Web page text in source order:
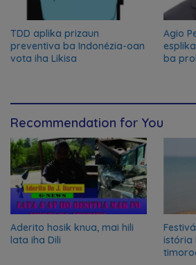
TDD aplika prizaun
preventiva ba Indonézia-oan
vota iha Likisa
Agio
ba
Recommendation for You
Aderito hosik knua, mai hili
lata iha Dili
istória